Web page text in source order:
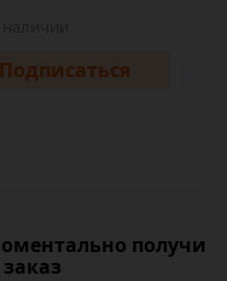
Подписаться
получи